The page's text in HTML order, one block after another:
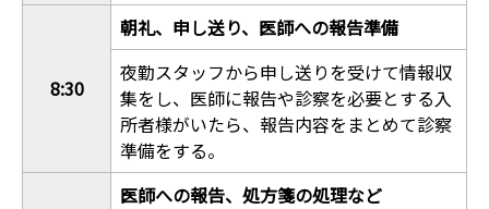
8:30
朝礼、申し送り、医師への報告準備
夜勤スタッフから申し送りを受けて情報収
集をし、医師に報告や診察を必要とする入
所者様がいたら、報告内容をまとめて診察
準備をする。
医師への報告、処方箋の処理など